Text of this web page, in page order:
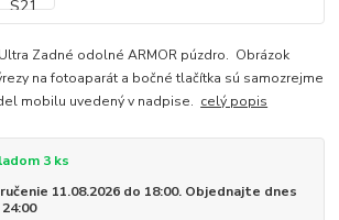
Zadné odolné ARMOR púzdro. Obrázok
na fotoaparát a bočné tlačítka sú samozrejme
mobilu uvedený v nadpise. celý popis
3 ks
11.08.2026 do 18:00. Objednajte dnes